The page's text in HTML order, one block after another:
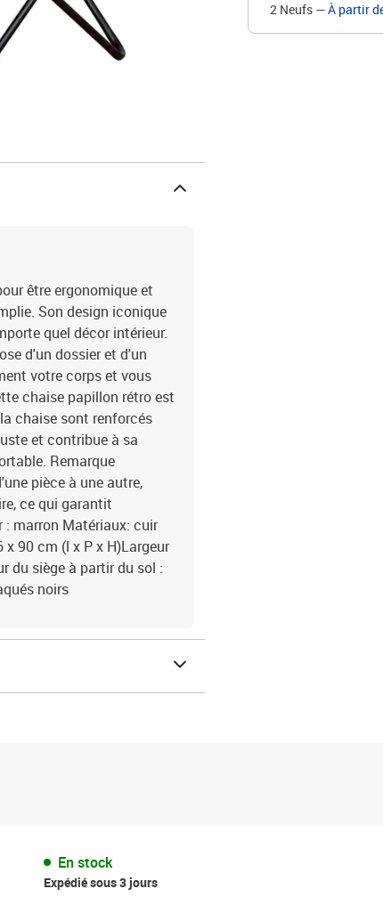
2 Neufs —À partir
être ergonomique et
Son design iconique
quel décor intérieur.
d'un dossier et d'un
votre corps et vous
chaise papillon rétro est
chaise sont renforcés
et contribue à sa
Remarque
pièce à une autre,
ce qui garantit
marron Matériaux: cuir
90 cm (l x P x H)Largeur
du siège à partir du sol :
noirs
En stock
Expédié sous 3 jours